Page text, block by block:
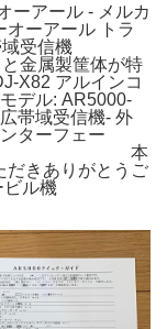
ーアール - メルカ
オーアール トラ
受信機
金属製筐体が特
X82 アルインコ
デル: AR5000-
帯域受信機- 外
ターフェー
だきありがとうご
ビル機